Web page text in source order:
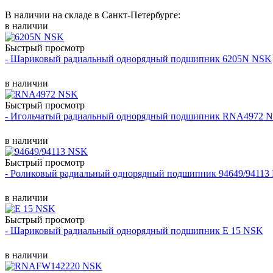
В наличии на складе в Санкт-Петербурге:
в наличии
Быстрый просмотр
- Шариковый радиальный однорядный подшипник 6205N NSK
в наличии
Быстрый просмотр
- Игольчатый радиальный однорядный подшипник RNA4972
в наличии
Быстрый просмотр
- Роликовый радиальный однорядный подшипник 94649/94113
в наличии
Быстрый просмотр
- Шариковый радиальный однорядный подшипник E 15 NSK
в наличии